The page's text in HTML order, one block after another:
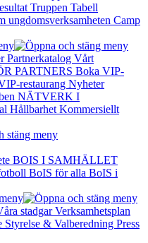
Truppen Tabell
ungdomsverksamheten Camp
Partnerkatalog Vårt
PARTNERS Boka VIP-
restaurang Nyheter
NÄTVERK I
Hållbarhet Kommersiellt
BOIS I SAMHÄLLET
BoIS för alla BoIS i
stadgarVerksamhetsplan
Styrelse & Valberedning Press